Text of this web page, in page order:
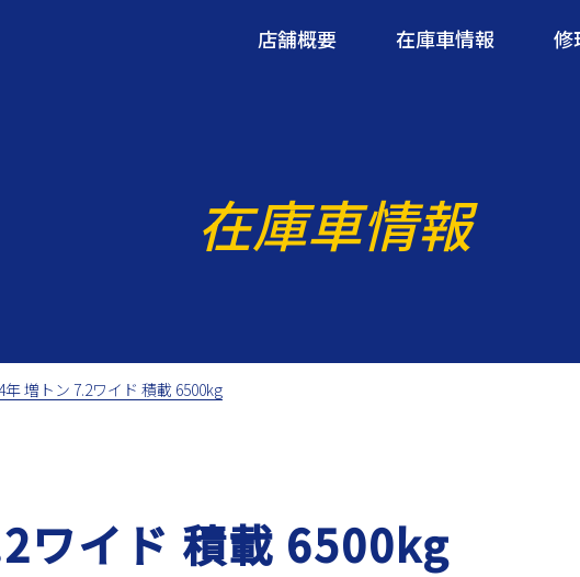
店舗概要 在庫車情報 修
在庫車情報
年 増トン 7.2ワイド 積載 6500kg
ワイド 積載 6500kg